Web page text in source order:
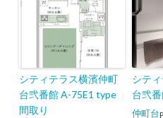
シティテラス横濱仲町
台弐番館 A-75E1 type
間取り
シテ
台弐
仲町台